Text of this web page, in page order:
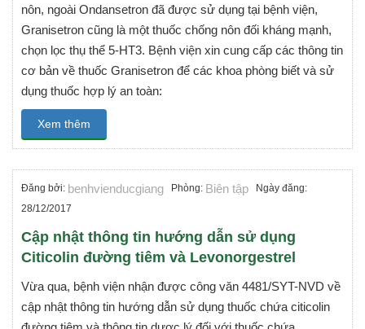
nôn, ngoài Ondansetron đã được sử dụng tại bệnh viện,
Granisetron cũng là một thuốc chống nôn đối kháng mạnh,
chọn lọc thụ thể 5-HT3. Bệnh viện xin cung cấp các thông tin
cơ bản về thuốc Granisetron để các khoa phòng biết và sử
dụng thuốc hợp lý an toàn:
Xem thêm
Đăng bởi: benhvienducgiang Phòng: Biên tập Ngày đăng:
28/12/2017
Cập nhật thông tin hướng dẫn sử dụng
Citicolin đường tiêm và Levonorgestrel
Vừa qua, bệnh viện nhận được công văn 4481/SYT-NVD về
cập nhật thông tin hướng dẫn sử dụng thuốc chứa citicolin